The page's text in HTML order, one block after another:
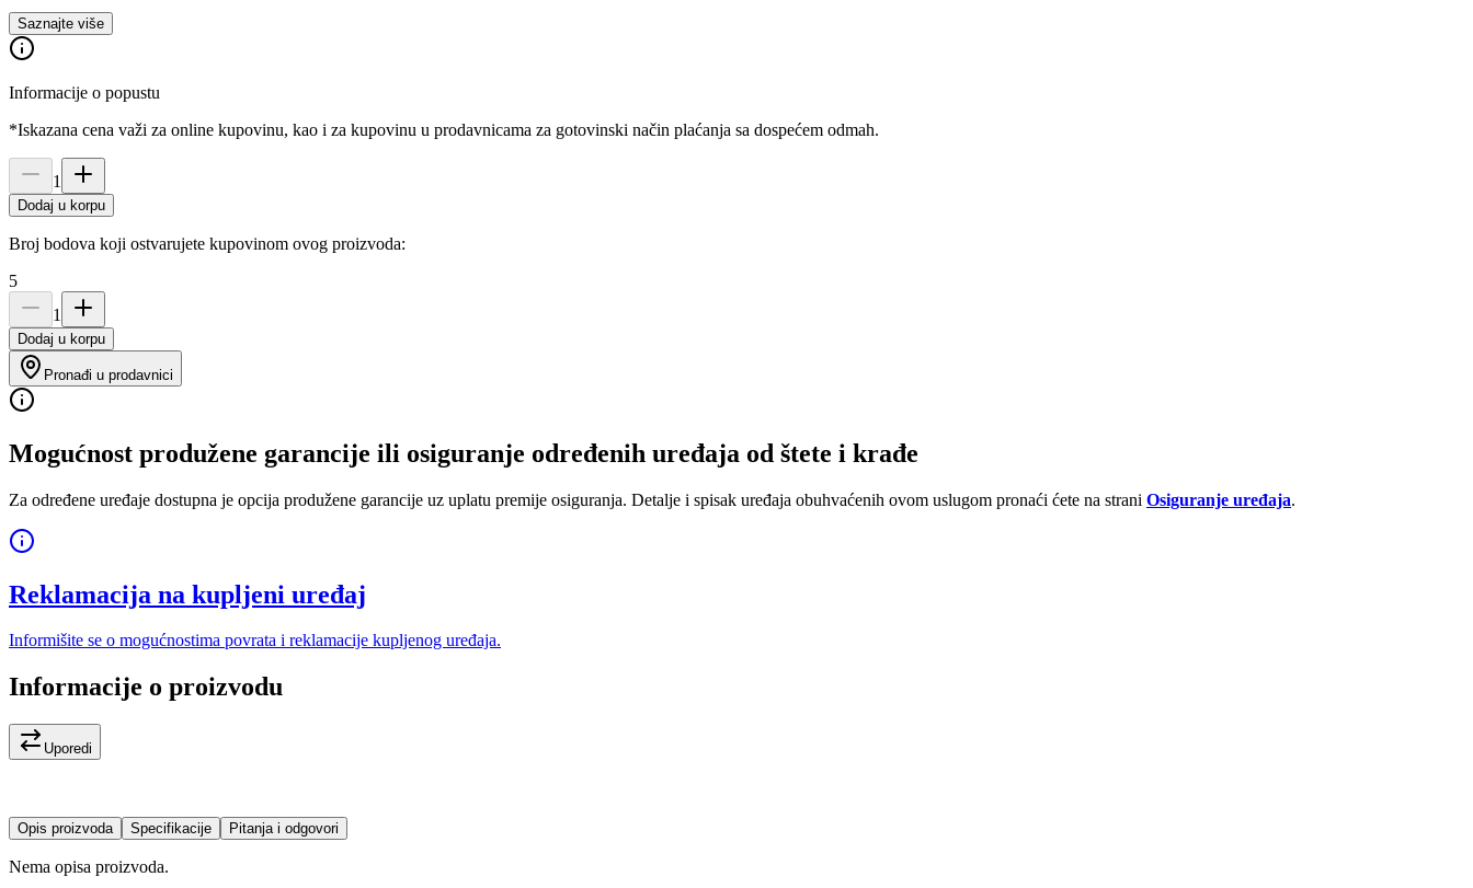
Saznajte više
Informacije o popustu
*Iskazana cena važi za online kupovinu, kao i za kupovinu u prodavnicama za gotovinski način plaćanja sa dospećem odmah.
1
Dodaj u korpu
Broj bodova koji ostvarujete kupovinom ovog proizvoda:
5
1
Dodaj u korpu
Pronađi u prodavnici
Mogućnost produžene garancije ili osiguranje određenih uređaja od štete i krađe
Za određene uređaje dostupna je opcija produžene garancije uz uplatu premije osiguranja. Detalje i spisak uređaja obuhvaćenih ovom uslugom pronaći ćete na strani Osiguranje uređaja.
Reklamacija na kupljeni uređaj
Informišite se o mogućnostima povrata i reklamacije kupljenog uređaja.
Informacije o proizvodu
Uporedi
Opis proizvoda Specifikacije Pitanja i odgovori
Nema opisa proizvoda.